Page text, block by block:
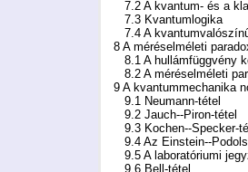
7.2 A kvantum- és a
7.3 Kvantumlogika
7.4 A
8 A méréselméleti
8.1 A hullámfüggvény
8.2 A méréselméleti
9 A kvantummechanika
9.1 Neumann-tétel
9.2 Jauch--Piron-tétel
9.3 Kochen--Specker-
9.4 Az Einstein--
9.5 A laboratóriumi
9.6 Bell-tétel